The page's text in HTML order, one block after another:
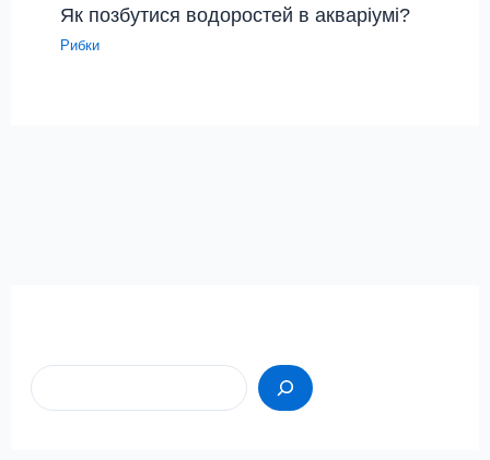
Як позбутися водоростей в акваріумі?
Рибки